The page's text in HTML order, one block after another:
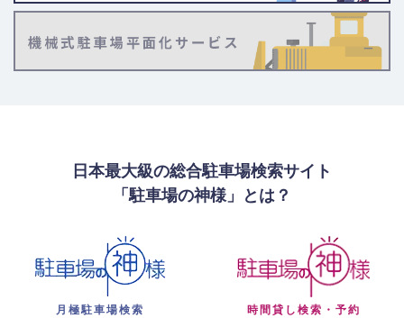
日本最大級の総合駐車場検索サイト
「駐車場の神様」とは？
月極駐車場検索 時間貸し検索・予約